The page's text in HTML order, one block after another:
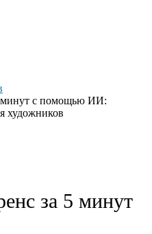
минут с помощью ИИ:
художников
за 5 минут